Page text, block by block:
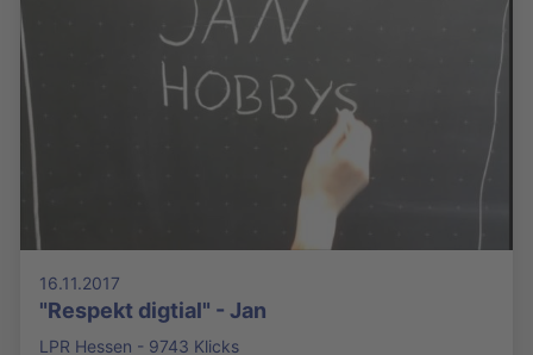
16.11.2017
"Respekt digtial" - Jan
LPR Hessen - 9743 Klicks